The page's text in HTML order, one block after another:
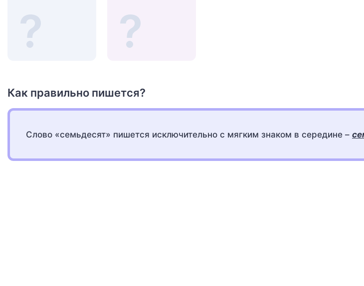
Как правильно пишется?
Слово «семьдесят» пишется исключительно с мягким знаком в середине –